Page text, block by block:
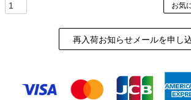
お気
再入荷お知らせメールを申し